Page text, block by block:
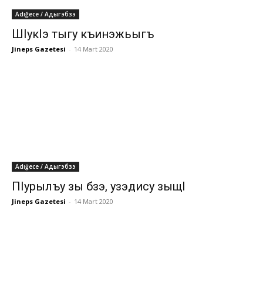
Adığece / Адыгэбзэ
ШIукIэ тыгу къинэжьыгъ
Jineps Gazetesi - 14 Mart 2020
Adığece / Адыгэбзэ
ПIурылъу зы бзэ, узэдису зыщI
Jineps Gazetesi - 14 Mart 2020